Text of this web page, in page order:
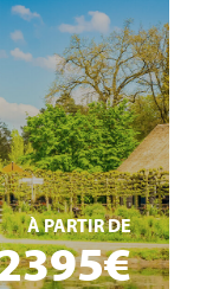
À PARTIR DE
Rotterdam